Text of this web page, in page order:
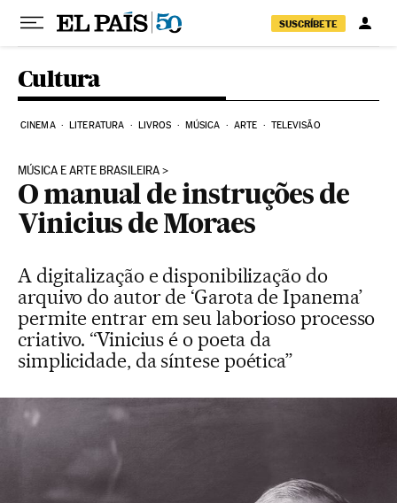
Pular para o conteúdo
SUSCRÍBETE
Cultura
CINEMA LITERATURA LIVROS MÚSICA ARTE TELEVISÃO
MÚSICA E ARTE BRASILEIRA
O manual de instruções de
Vinicius de Moraes
A digitalização e disponibilização do
arquivo do autor de ‘Garota de Ipanema’
permite entrar em seu laborioso processo
criativo. “Vinicius é o poeta da
simplicidade, da síntese poética”